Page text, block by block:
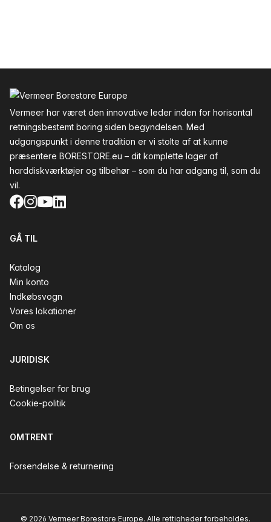
Vermeer har været den innovative leder inden for horisontal
retningsbestemt boring siden begyndelsen. Med
udgangspunkt i denne tradition er vi stolte af at kunne
præsentere BORESTORE.eu – dit komplette lager af
harddiskværktøjer og tilbehør – som du har adgang til, som du
vil.
Facebook
Instagram
YouTube
LinkedIn
GÅ TIL
Katalog
Min konto
Indkøbsvogn
Vores lokationer
Om os
JURIDISK
Betingelser for brug
Cookie-politik
OMTRENT
Forsendelse & returnering
© 2026 Vermeer Borestore Europe. Alle rettigheder forbeholdes.